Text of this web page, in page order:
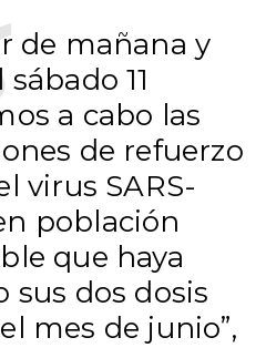
de mañana y
11
a cabo las
de refuerzo
virus SARS-
población
que haya
sus dos dosis
mes de junio”,